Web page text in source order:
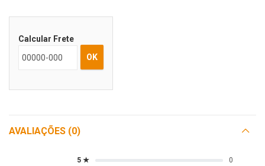
Calcular Frete
OK
AVALIAÇÕES (0)
5 ★
0